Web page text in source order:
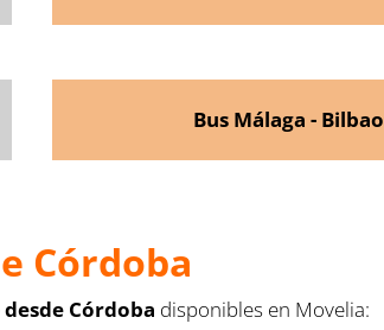
Bus Málaga - Bilbao
Córdoba
Córdoba disponibles en Movelia: